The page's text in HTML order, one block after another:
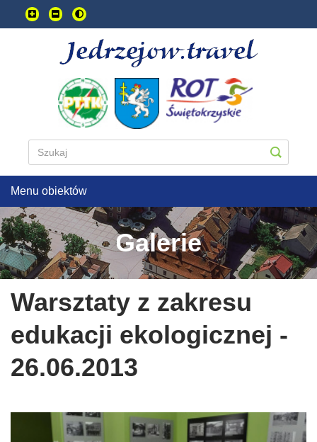
Przejdź
do
głownej
Menu obiektów
Galerie
Warsztaty z zakresu
edukacji ekologicznej -
26.06.2013